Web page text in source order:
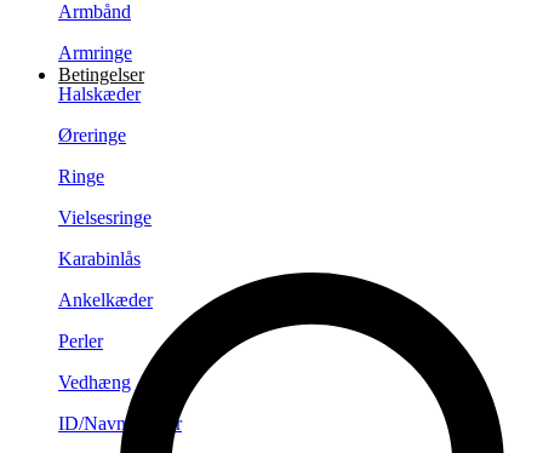
Armbånd
Armringe
Halskæder
Øreringe
Ringe
Vielsesringe
Karabinlås
Ankelkæder
Perler
Vedhæng
ID/Navneplader
Betingelser